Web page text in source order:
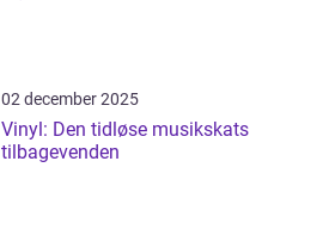
02 december 2025
Vinyl: Den tidløse musikskats
tilbagevenden